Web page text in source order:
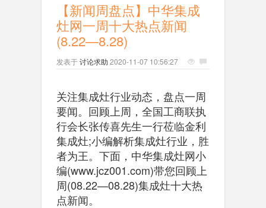
【新闻周盘点】中华集成
灶网一周十大热点新闻
(8.22—8.28)
发表于讨论求助 2020-11-07 10:56:27
关注集成灶行业动态，盘点一周
要闻。回顾上周，全国工商联执
行会长张传喜先生一行莅临金利
集成灶;小编解析集成灶行业，胜
者为王。下面，中华集成灶网小
编(www.jcz001.com)带您回顾上
周(08.22—08.28)集成灶十大热
点新闻。